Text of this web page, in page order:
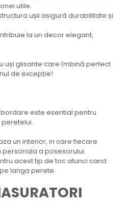
utile.
ușii asigură durabilitate și
la un decor elegant,
uși glisante care îmbină perfect
de excepție!
este esential pentru
un interior, in care fiecare
a posesorului.
acest tip de toc atunci cand
langa perete.